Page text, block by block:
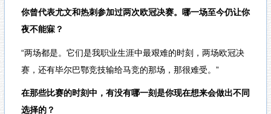
你曾代表尤文和热刺参加过两次欧冠决赛。哪一场至今仍让你
夜不能寐？
“两场都是。它们是我职业生涯中最艰难的时刻，两场欧冠决
赛，还有毕尔巴鄂竞技输给马竞的那场，那很难受。”
在那些比赛的时刻中，有没有哪一刻是你现在想来会做出不同
选择的？